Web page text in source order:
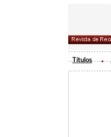
Títulos